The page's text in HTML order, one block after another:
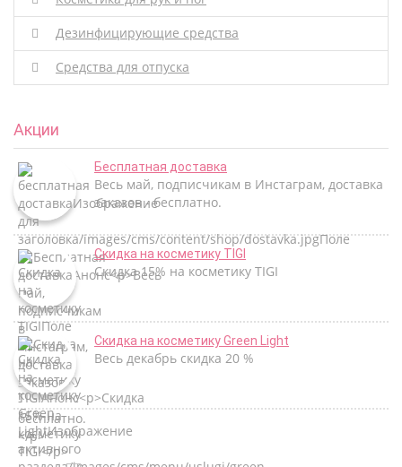
Дезинфицирующие средства
Средства для отпуска
Акции
Бесплатная доставка
Весь май, подписчикам в Инстаграм, доставка
заказов - бесплатно.
Скидка на косметику TIGI
Скидка 15% на косметику TIGI
Скидка на косметику Green Light
Весь декабрь скидка 20 %